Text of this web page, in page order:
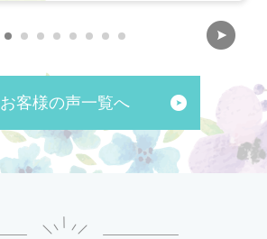
お客様の声一覧へ